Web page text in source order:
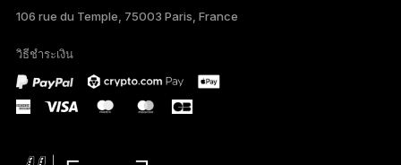
DEUTSCH
PORTUGUÊS
ESPAÑOL
106 rue du Temple, 75003 Paris, France
วิธีชำระเงิน